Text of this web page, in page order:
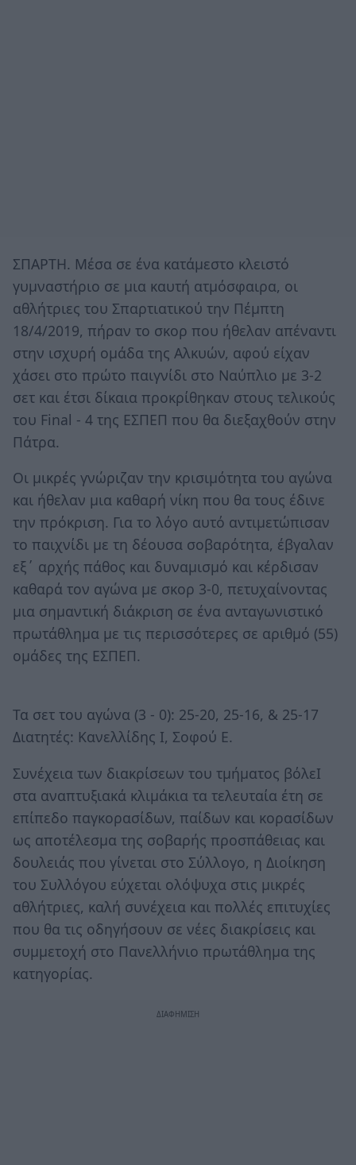
ΣΠΑΡΤΗ. Μέσα σε ένα κατάμεστο κλειστό
γυμναστήριο σε μια καυτή ατμόσφαιρα, οι
αθλήτριες του Σπαρτιατικού την Πέμπτη
18/4/2019, πήραν το σκορ που ήθελαν απέναντι
στην ισχυρή ομάδα της Αλκυών, αφού είχαν
χάσει στο πρώτο παιγνίδι στο Ναύπλιο με 3-2
σετ και έτσι δίκαια προκρίθηκαν στους τελικούς
του Final - 4 της ΕΣΠΕΠ που θα διεξαχθούν στην
Πάτρα.
Οι μικρές γνώριζαν την κρισιμότητα του αγώνα
και ήθελαν μια καθαρή νίκη που θα τους έδινε
την πρόκριση. Για το λόγο αυτό αντιμετώπισαν
το παιχνίδι με τη δέουσα σοβαρότητα, έβγαλαν
εξ΄ αρχής πάθος και δυναμισμό και κέρδισαν
καθαρά τον αγώνα με σκορ 3-0, πετυχαίνοντας
μια σημαντική διάκριση σε ένα ανταγωνιστικό
πρωτάθλημα με τις περισσότερες σε αριθμό (55)
ομάδες της ΕΣΠΕΠ.
Τα σετ του αγώνα (3 - 0): 25-20, 25-16, & 25-17
Διατητές: Κανελλίδης Ι, Σοφού Ε.
Συνέχεια των διακρίσεων του τμήματος βόλεΙ
στα αναπτυξιακά κλιμάκια τα τελευταία έτη σε
επίπεδο παγκορασίδων, παίδων και κορασίδων
ως αποτέλεσμα της σοβαρής προσπάθειας και
δουλειάς που γίνεται στο Σύλλογο, η Διοίκηση
του Συλλόγου εύχεται ολόψυχα στις μικρές
αθλήτριες, καλή συνέχεια και πολλές επιτυχίες
που θα τις οδηγήσουν σε νέες διακρίσεις και
συμμετοχή στο Πανελλήνιο πρωτάθλημα της
κατηγορίας.